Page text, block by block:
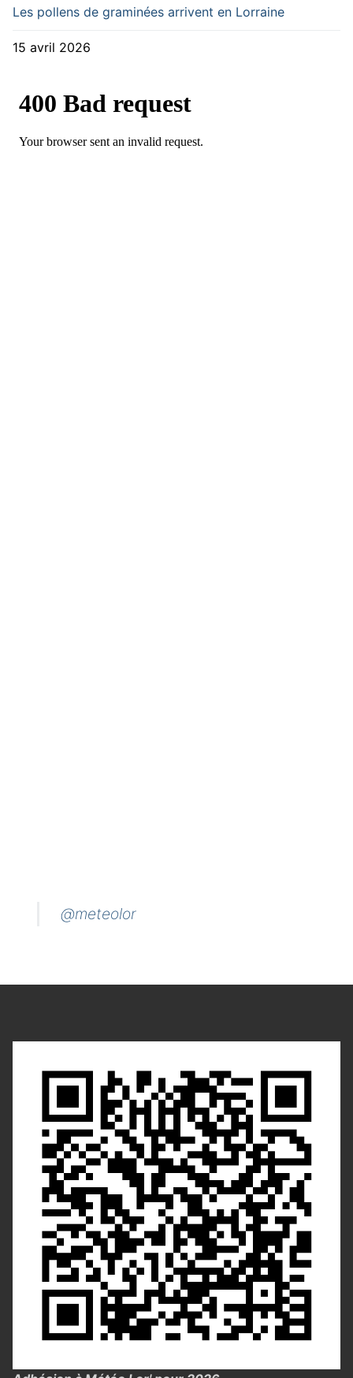
Les pollens de graminées arrivent en Lorraine
15 avril 2026
@meteolor